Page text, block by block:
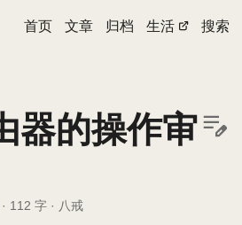
首页 文章 归档 生活 搜索
器的操作审
· 112 字 · 八戒